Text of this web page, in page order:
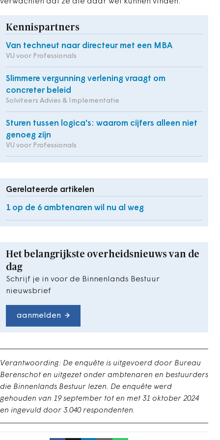
Kennispartners
Van techneut naar directeur met een MBA
VU voor Professionals
Slimmere vergunning verlening vraagt om
concreter beleid
Solviteers Advies & Implementatie
Sturen tussen logica's: waarom cijfers alleen niet
genoeg zijn
VU voor Professionals
Gerelateerde artikelen
1 op de 6 ambtenaren wil nu al weg
Het belangrijkste overheidsnieuws van de
dag
Schrijf je in voor de Binnenlands Bestuur
nieuwsbrief
aanmelden
Verantwoording: De enquête is uitgevoerd door Bureau
Berenschot en uitgezet onder ambtenaren en bestuurders
die Binnenlands Bestuur lezen. De enquête werd
gehouden van 19 september tot en met 31 oktober 2024
en ingevuld door 3.040 respondenten.